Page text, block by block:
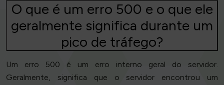
O que é um erro 500 e o que ele
geralmente significa durante um
pico de tráfego?
Um erro 500 é um erro interno geral do servidor.
Geralmente, significa que o servidor encontrou um